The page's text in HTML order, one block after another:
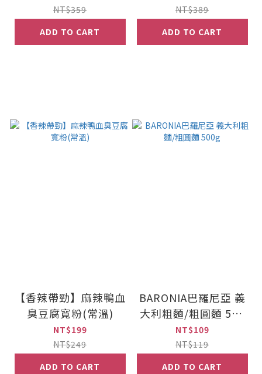
NT$359
ADD TO CART
NT$389
ADD TO CART
【香辣帶勁】麻辣鴨血
臭豆腐寬粉(常溫)
NT$199
NT$249
ADD TO CART
BARONIA巴羅尼亞 義
大利粗麵/粗圓麵 500
g
NT$109
NT$119
ADD TO CART